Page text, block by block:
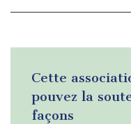
Cette
pouvez la
façons